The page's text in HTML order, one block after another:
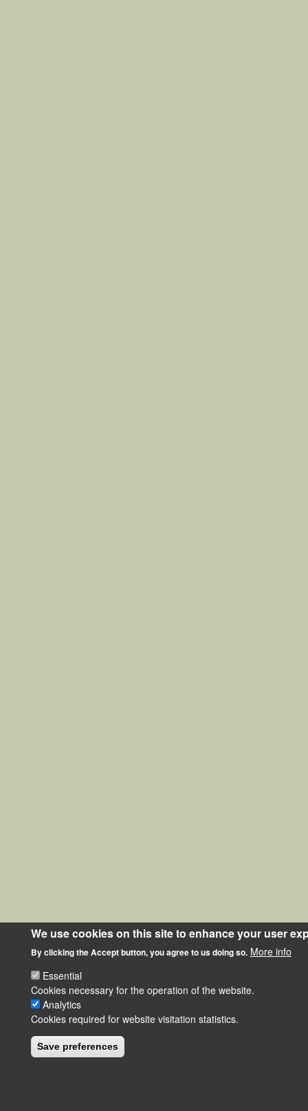
We use cookies on this site to enhance your user
By clicking the Accept button, you agree to us doing so. More info
Essential
Cookies necessary for the operation of the website.
Analytics
Cookies required for website visitation statistics.
Save preferences